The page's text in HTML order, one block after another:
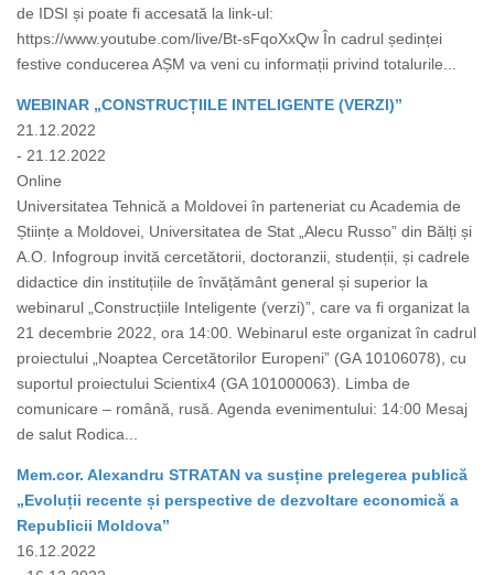
de IDSI și poate fi accesată la link-ul:
https://www.youtube.com/live/Bt-sFqoXxQw În cadrul ședinței
festive conducerea AȘM va veni cu informații privind totalurile...
WEBINAR „CONSTRUCȚIILE INTELIGENTE (VERZI)”
21.12.2022
- 21.12.2022
Online
Universitatea Tehnică a Moldovei în parteneriat cu Academia de
Științe a Moldovei, Universitatea de Stat „Alecu Russo” din Bălți și
A.O. Infogroup invită cercetătorii, doctoranzii, studenții, și cadrele
didactice din instituțiile de învățământ general și superior la
webinarul „Construcțiile Inteligente (verzi)”, care va fi organizat la
21 decembrie 2022, ora 14:00. Webinarul este organizat în cadrul
proiectului „Noaptea Cercetătorilor Europeni” (GA 10106078), cu
suportul proiectului Scientix4 (GA 101000063). Limba de
comunicare – română, rusă. Agenda evenimentului: 14:00 Mesaj
de salut Rodica...
Mem.cor. Alexandru STRATAN va susține prelegerea publică
„Evoluții recente și perspective de dezvoltare economică a
Republicii Moldova”
16.12.2022